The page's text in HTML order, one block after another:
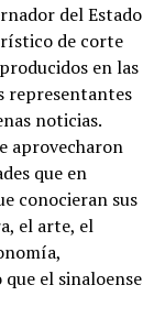
del Estado
de corte
en las
representantes
noticias.
aprovecharon
que en
conocieran sus
el arte, el
el sinaloense